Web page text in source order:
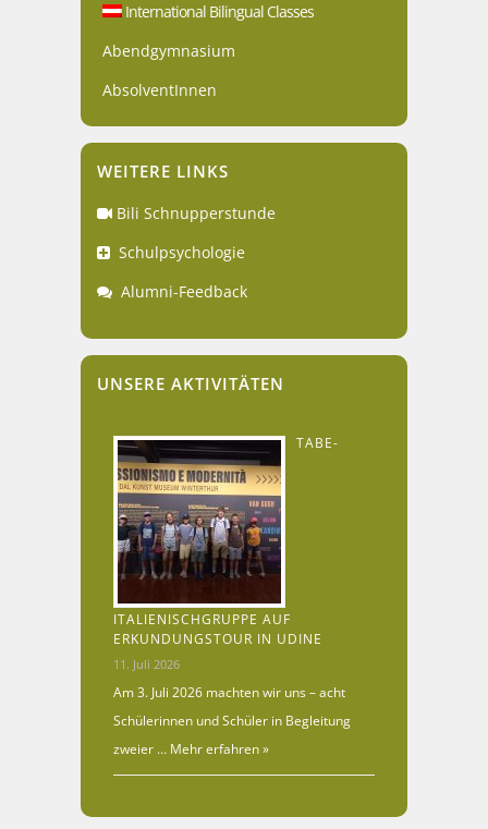
International Bilingual Classes
Abendgymnasium
AbsolventInnen
WEITERE LINKS
Bili Schnupperstunde
Schulpsychologie
Alumni-Feedback
UNSERE AKTIVITÄTEN
TABE-
ITALIENISCHGRUPPE AUF
ERKUNDUNGSTOUR IN UDINE
11. Juli 2026
Am 3. Juli 2026 machten wir uns – acht
Schülerinnen und Schüler in Begleitung
zweier … Mehr erfahren »